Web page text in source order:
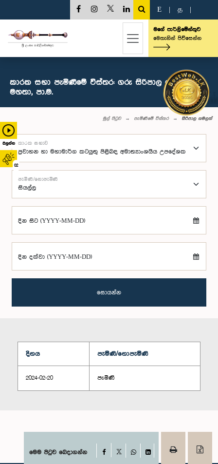
බලන්න
02
E த
මගේ පාර්ලිමේන්තුව
මෙතැනින් පිවිසෙන්න
කාරක සභා පැමිණීමේ විස්තර: ගරු සිරිපාල ගමලත්
මහතා, පා.ම.
මුල් පිටුව පැමිණීමේ විස්තර සිරිපාල ගමලත්
කාරක සභාව
පැමිණි/නොපැමිණි
දින සිට (YYYY-MM-DD)
දින දක්වා (YYYY-MM-DD)
සොයන්න
දිනය පැමිණි/නොපැමිණි
2024-02-20 පැමිණි
මෙම පිටුව බෙදාගන්න Facebook
WhatsAppLinkedIn